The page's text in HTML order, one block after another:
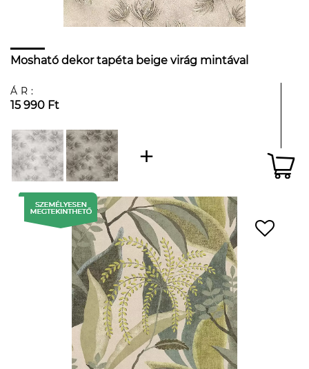
Mosható dekor tapéta beige virág mintával
ÁR:
15 990 Ft